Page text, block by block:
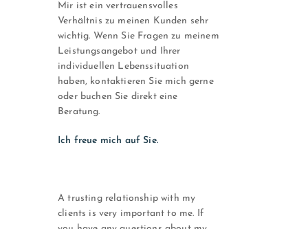
Mir ist ein vertrauensvolles
Verhältnis zu meinen Kunden sehr
wichtig. Wenn Sie Fragen zu meinem
Leistungsangebot und Ihrer
individuellen Lebenssituation
haben, kontaktieren Sie mich gerne
oder buchen Sie direkt eine
Beratung.
Ich freue mich auf Sie.
A trusting relationship with my
clients is very important to me. If